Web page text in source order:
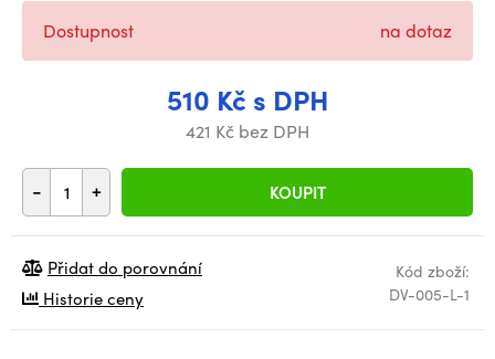
510 Kč s DPH
421 Kč bez DPH
- + KOUPIT
Dostupnost na dotaz
Kód zboží:
DV-005-L-1
Přidat do porovnání
Historie ceny